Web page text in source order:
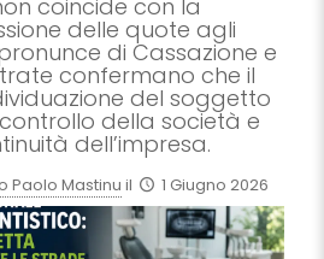
coincide con la
delle quote agli
di Cassazione e
confermano che il
del soggetto
della società e
dell’impresa.
Paolo Mastinu il 1 Giugno 2026